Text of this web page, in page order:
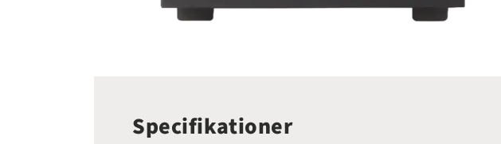
Specifikationer